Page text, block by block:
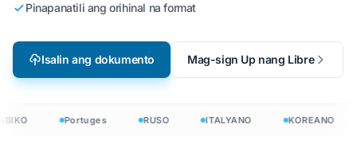
Pinapanatili ang orihinal na format
Isalin ang dokumento Mag-sign Up nang Libre
Portuges RUSO ITALYANO KOREANO